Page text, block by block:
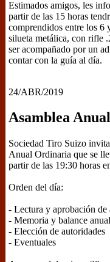
Estimados amigos, les
partir de las 15 horas
comprendidos entre los 6
silueta metálica, con rifle
ser acompañado por un
contar con la guía al día.
24/ABR/2019
Asamblea
Sociedad Tiro Suizo
Anual Ordinaria que se
partir de las 19:30 horas
Orden del día:
- Lectura y aprobación de
- Memoria y balance anual
- Elección de autoridades
- Eventuales